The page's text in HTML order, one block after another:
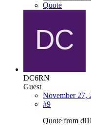
Quote
DC6RN
Guest
November 27,
#9
Quote from